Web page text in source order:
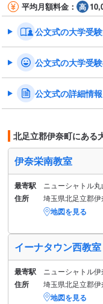
平均月額料金：
公文式の大学受
公文式の大学受
公文式の詳細情報
北足立郡伊奈町にある
伊奈栄南教室
最寄駅 ニューシャトル
住所 埼玉県北足立郡
地図を見る
イーナタウン西教室
最寄駅 ニューシャトル
住所 埼玉県北足立郡
地図を見る